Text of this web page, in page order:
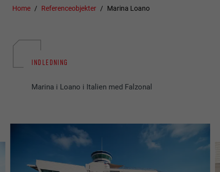
Home Referenceobjekter Marina Loano
INDLEDNING
Marina i Loano i Italien med Falzonal